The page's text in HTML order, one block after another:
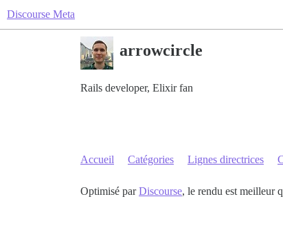
Discourse Meta
arrowcircle
Rails developer, Elixir fan
Accueil Catégories Lignes directrices
Optimisé parDiscourse, le rendu est meilleur